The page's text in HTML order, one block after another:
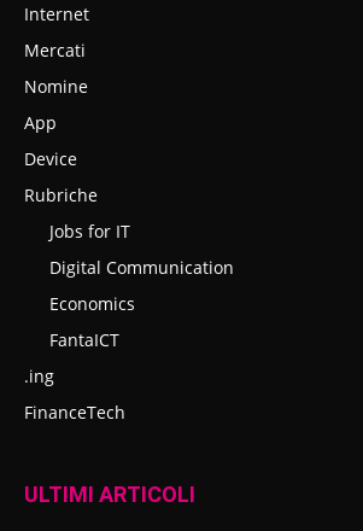
Internet
Mercati
Nomine
App
Device
Rubriche
Jobs for IT
Digital Communication
Economics
FantaICT
.ing
FinanceTech
ULTIMI ARTICOLI